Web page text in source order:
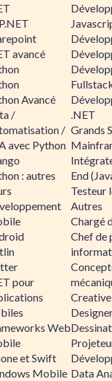
avancé
Avancé
/
/
avec Python
: autres
pour
Web
et Swift
Mobile
.NET
Grands
End
Testeur
Autres
Chargé
Chef de
Data